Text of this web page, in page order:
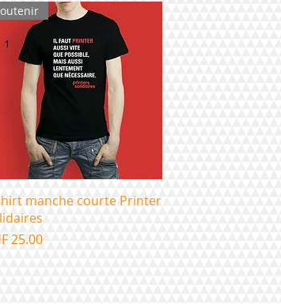
Aperçu rapide
manche courte Printer
25.00